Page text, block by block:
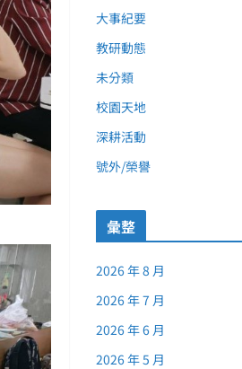
大事紀要
教研動態
未分類
校園天地
深耕活動
號外/榮譽
彙整
2026 年 8 月
2026 年 7 月
2026 年 6 月
2026 年 5 月